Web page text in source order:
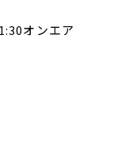
オンエア